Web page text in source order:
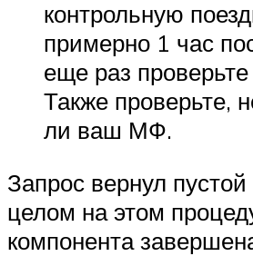
контрольную
примерно 1 час
еще раз
Также проверьте,
ли ваш МФ.
Запрос вернул пустой
целом на этом
компонента